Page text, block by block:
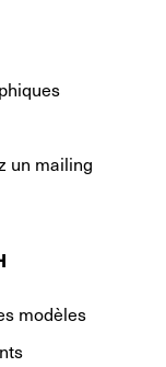
un mailing
modèles